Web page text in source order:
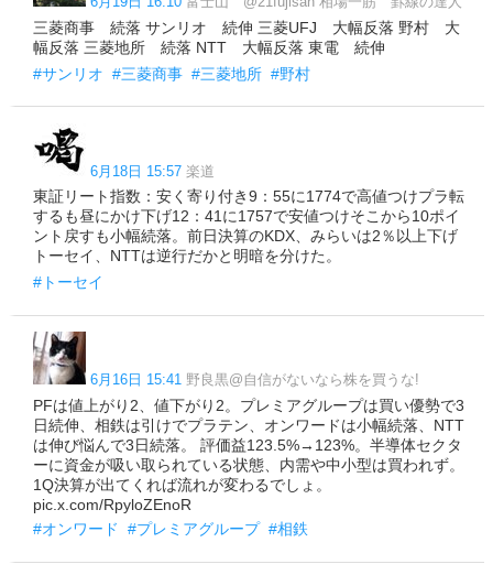
三菱商事 続落 サンリオ 続伸 三菱UFJ 大幅反落 野村 大
幅反落 三菱地所 続落 NTT 大幅反落 東電 続伸
#サンリオ #三菱商事 #三菱地所 #野村
6月18日 15:57 楽道
東証リート指数：安く寄り付き9：55に1774で高値つけプラ転
するも昼にかけ下げ12：41に1757で安値つけそこから10ポイ
ント戻すも小幅続落。前日決算のKDX、みらいは2％以上下げ
トーセイ、NTTは逆行だかと明暗を分けた。
#トーセイ
6月16日 15:41 野良黒@自信がないなら株を買うな!
PFは値上がり2、値下がり2。プレミアグループは買い優勢で3
日続伸、相鉄は引けでプラテン、オンワードは小幅続落、NTT
は伸び悩んで3日続落。 評価益123.5%→123%。半導体セクタ
ーに資金が吸い取られている状態、内需や中小型は買われず。
1Q決算が出てくれば流れが変わるでしょ。
pic.x.com/RpyloZEnoR
#オンワード
#プレミアグループ #相鉄